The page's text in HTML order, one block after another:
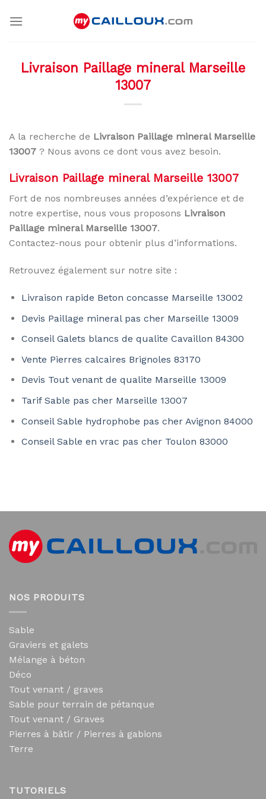
Livraison Paillage mineral Marseille
13007
A la recherche de Livraison Paillage mineral Marseille
13007 ? Nous avons ce dont vous avez besoin.
Livraison Paillage mineral Marseille 13007
Fort de nos nombreuses années d’expérience et de
notre expertise, nous vous proposons Livraison
Paillage mineral Marseille 13007.
Contactez-nous pour obtenir plus d’informations.
Retrouvez également sur notre site :
Livraison rapide Beton concasse Marseille 13002
Devis Paillage mineral pas cher Marseille 13009
Conseil Galets blancs de qualite Cavaillon 84300
Vente Pierres calcaires Brignoles 83170
Devis Tout venant de qualite Marseille 13009
Tarif Sable pas cher Marseille 13007
Conseil Sable hydrophobe pas cher Avignon 84000
Conseil Sable en vrac pas cher Toulon 83000
NOS PRODUITS
Sable
Graviers et galets
Mélange à béton
Déco
Tout venant / graves
Sable pour terrain de pétanque
Tout venant / Graves
Pierres à bâtir / Pierres à gabions
Terre
TUTORIELS